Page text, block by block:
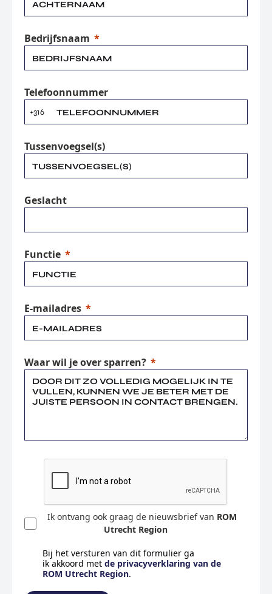
Bedrijfsnaam
Telefoonnummer
+316
Tussenvoegsel(s)
Geslacht
Functie
E-mailadres
Waar wil je over sparren?
Ik ontvang ook graag de nieuwsbrief van ROM
Utrecht Region
Bij het versturen van dit formulier ga
ik akkoord met de privacyverklaring van de
ROM Utrecht Region.